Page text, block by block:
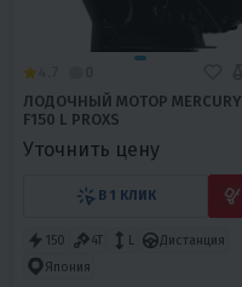
ЛОДОЧНЫЙ МОТОР MERCURY
F150 L PROXS
Уточнить цену
В 1 КЛИК
150 4T L
Дистанция
Япония